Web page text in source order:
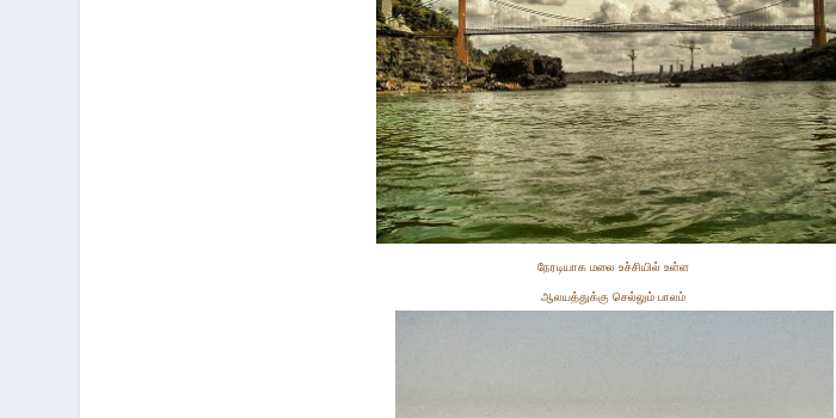
நேரடியாக மலை உச்சியில் உள்ள
ஆலயத்துக்கு செல்லும் பாலம்